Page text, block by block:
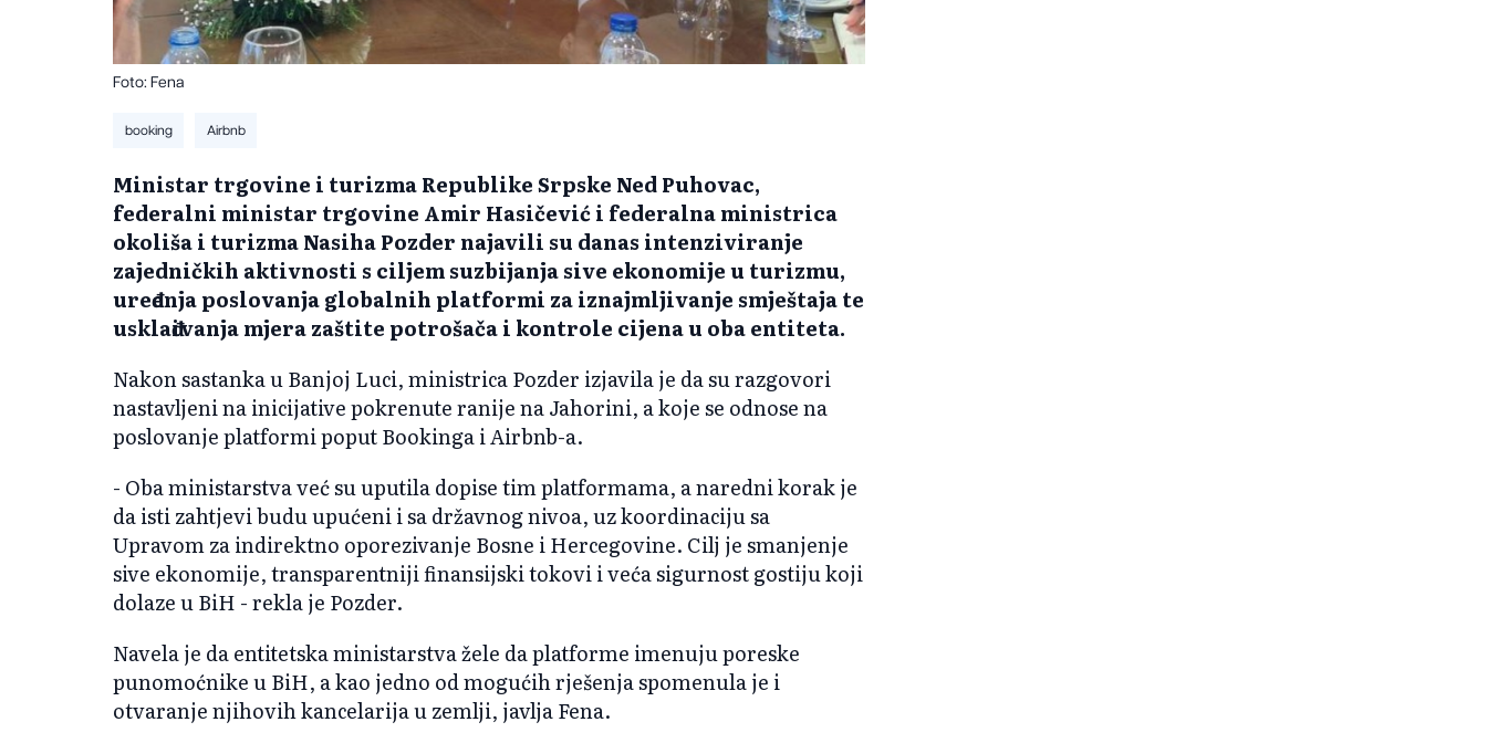
Foto: Fena
booking Airbnb
Ministar trgovine i turizma Republike Srpske Ned Puhovac,
federalni ministar trgovine Amir Hasičević i federalna ministrica
okoliša i turizma Nasiha Pozder najavili su danas intenziviranje
zajedničkih aktivnosti s ciljem suzbijanja sive ekonomije u turizmu,
uređenja poslovanja globalnih platformi za iznajmljivanje smještaja te
usklađivanja mjera zaštite potrošača i kontrole cijena u oba entiteta.
Nakon sastanka u Banjoj Luci, ministrica Pozder izjavila je da su razgovori
nastavljeni na inicijative pokrenute ranije na Jahorini, a koje se odnose na
poslovanje platformi poput Bookinga i Airbnb-a.
- Oba ministarstva već su uputila dopise tim platformama, a naredni korak je
da isti zahtjevi budu upućeni i sa državnog nivoa, uz koordinaciju sa
Upravom za indirektno oporezivanje Bosne i Hercegovine. Cilj je smanjenje
sive ekonomije, transparentniji finansijski tokovi i veća sigurnost gostiju koji
dolaze u BiH - rekla je Pozder.
Navela je da entitetska ministarstva žele da platforme imenuju poreske
punomoćnike u BiH, a kao jedno od mogućih rješenja spomenula je i
otvaranje njihovih kancelarija u zemlji, javlja Fena.